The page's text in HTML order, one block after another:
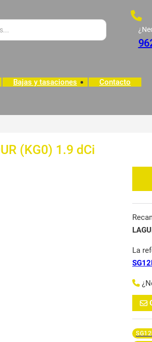
Bajas y tasaciones Contacto
(KG0) 1.9 dCi
La